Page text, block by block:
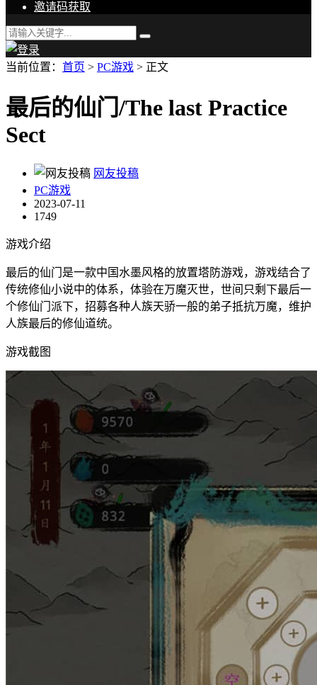
邀请码获取
当前位置： 首页 > PC游戏 > 正文
最后的仙门/The last Practice
Sect
网友投稿
PC游戏
2023-07-11
1749
游戏介绍
最后的仙门是一款中国水墨风格的放置塔防游戏，游戏结合了
传统修仙小说中的体系，体验在万魔灭世，世间只剩下最后一
个修仙门派下，招募各种人族天骄一般的弟子抵抗万魔，维护
人族最后的修仙道统。
游戏截图